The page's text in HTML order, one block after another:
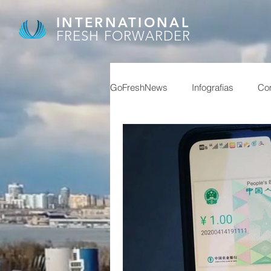
INTERNATIONAL
FRESH FORWARDER
GoFreshNews Infografias
covid, puertos china, covid
granos feriados
superavit